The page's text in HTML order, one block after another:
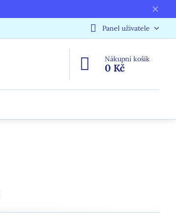
✕
Panel uživatele
Nákupní košík
0 Kč